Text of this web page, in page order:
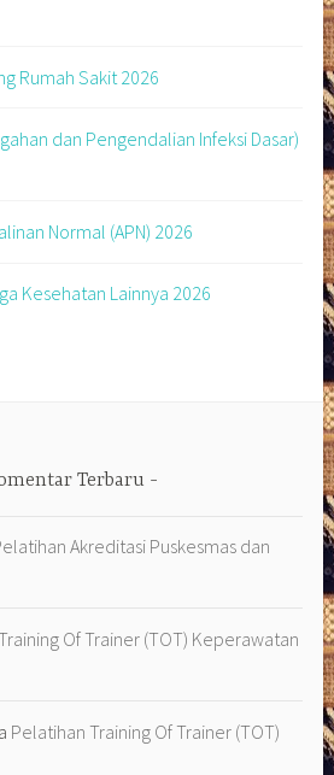
Rumah Sakit 2026
dan Pengendalian Infeksi Dasar)
Normal (APN) 2026
Kesehatan Lainnya 2026
Terbaru
Akreditasi Puskesmas dan
Of Trainer (TOT) Keperawatan
Pelatihan Training Of Trainer (TOT)